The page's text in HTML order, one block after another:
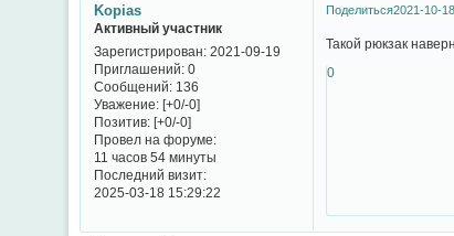
Поделиться2021-10-
Kopias
Активный участник
Зарегистрирован: 2021-09-19
Приглашений:0
Сообщений:136
Уважение: [+0/-0]
Позитив: [+0/-0]
Провел на форуме:
11 часов 54 минуты
Последний визит:
2025-03-18 15:29:22
Такой рюкзак
0